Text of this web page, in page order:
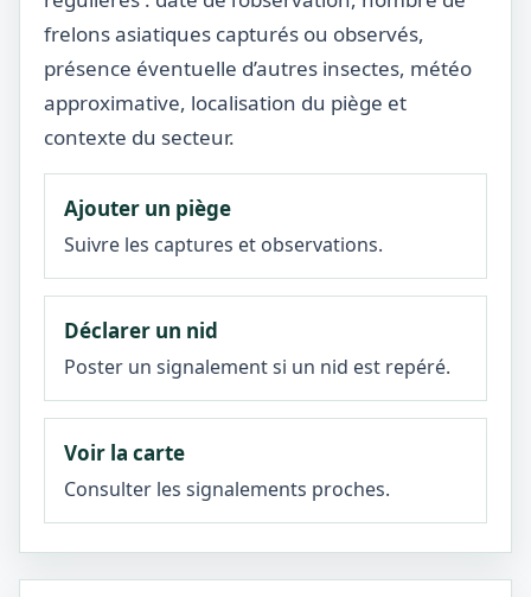
frelons asiatiques capturés ou observés,
présence éventuelle d’autres insectes, météo
approximative, localisation du piège et
contexte du secteur.
Ajouter un piège
Suivre les captures et observations.
Déclarer un nid
Poster un signalement si un nid est repéré.
Voir la carte
Consulter les signalements proches.